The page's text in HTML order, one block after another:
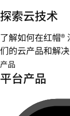
探索云技术
了解如何在红帽®
们的云产品和解决
产品
平台产品